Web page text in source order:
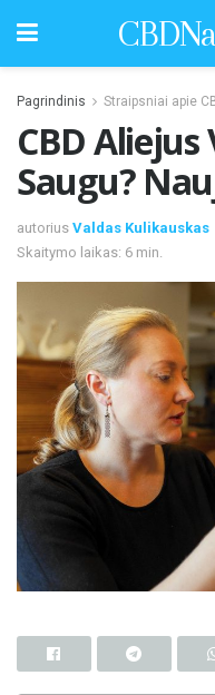
Pagrindinis Straipsniai apie
CBD Aliejus
Saugu?
autorius Valdas Kulikauskas
Skaitymo laikas: 6 min.